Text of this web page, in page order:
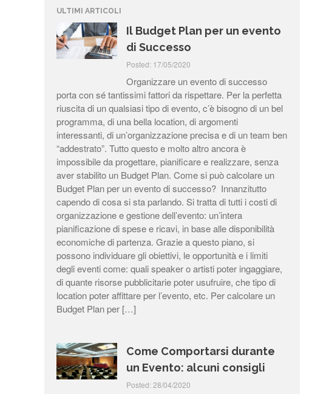
ULTIMI ARTICOLI
Il Budget Plan per un evento
di Successo
Posted: 17/05/2020
Organizzare un evento di successo
porta con sé tantissimi fattori da rispettare. Per la perfetta
riuscita di un qualsiasi tipo di evento, c’è bisogno di un bel
programma, di una bella location, di argomenti
interessanti, di un’organizzazione precisa e di un team ben
“addestrato”. Tutto questo e molto altro ancora è
impossibile da progettare, pianificare e realizzare, senza
aver stabilito un Budget Plan. Come si può calcolare un
Budget Plan per un evento di successo? Innanzitutto
capendo di cosa si sta parlando. Si tratta di tutti i costi di
organizzazione e gestione dell’evento: un’intera
pianificazione di spese e ricavi, in base alle disponibilità
economiche di partenza. Grazie a questo piano, si
possono individuare gli obiettivi, le opportunità e i limiti
degli eventi come: quali speaker o artisti poter ingaggiare,
di quante risorse pubblicitarie poter usufruire, che tipo di
location poter affittare per l’evento, etc. Per calcolare un
Budget Plan per […]
Come Comportarsi durante
un Evento: alcuni consigli
Posted: 28/04/2020